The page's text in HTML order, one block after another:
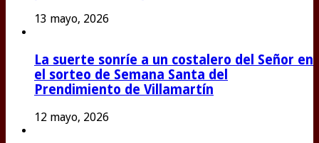
13 mayo, 2026
La suerte sonríe a un costalero del Señor en
el sorteo de Semana Santa del
Prendimiento de Villamartín
12 mayo, 2026